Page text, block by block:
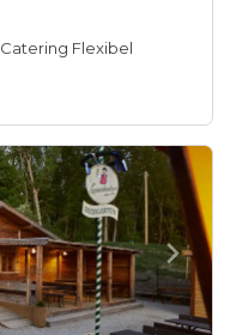
Catering Flexibel